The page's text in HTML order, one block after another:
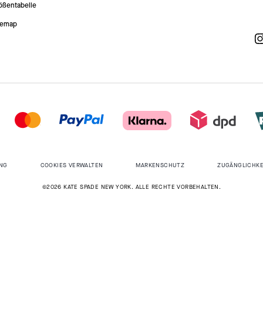
COOKIES VERWALTEN MARKENSCHUTZ
©2026 KATE SPADE NEW YORK. ALLE RECHTE VORBEHALTEN.